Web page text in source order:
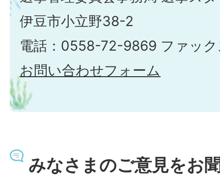
伊豆市小立野38-2
電話：0558-72-9869 ファッ
お問い合わせフォーム
みなさまのご意見をお